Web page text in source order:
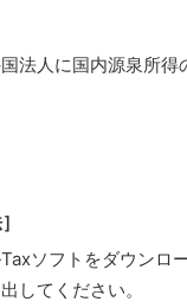
法人に国内源泉所得
ソフトをダウンロ
してください。